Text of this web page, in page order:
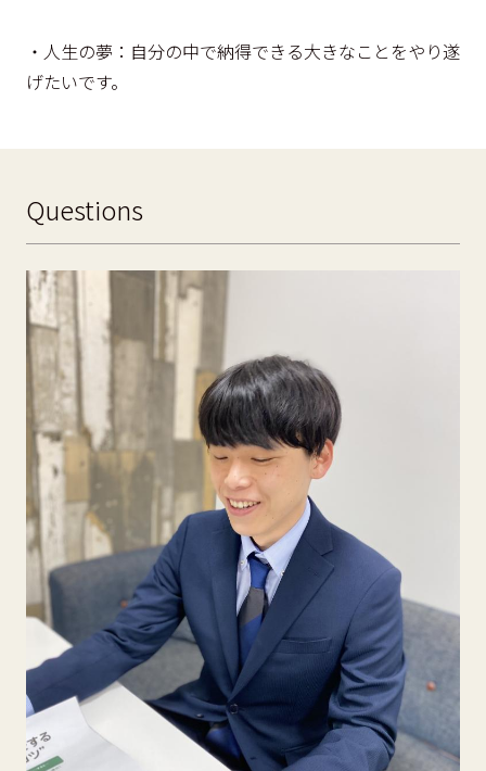
・人生の夢：自分の中で納得できる大きなことをやり遂
げたいです。
Questions